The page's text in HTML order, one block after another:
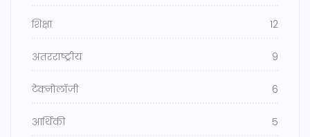
शिक्षा 12
अंतरराष्ट्रीय 9
टेक्नोलॉजी 6
आर्थिकी 5